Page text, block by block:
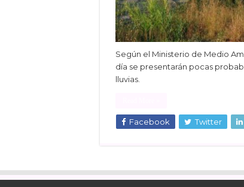
Según el Ministerio de Medio
día se presentarán pocas
lluvias.
Facebook Twitter